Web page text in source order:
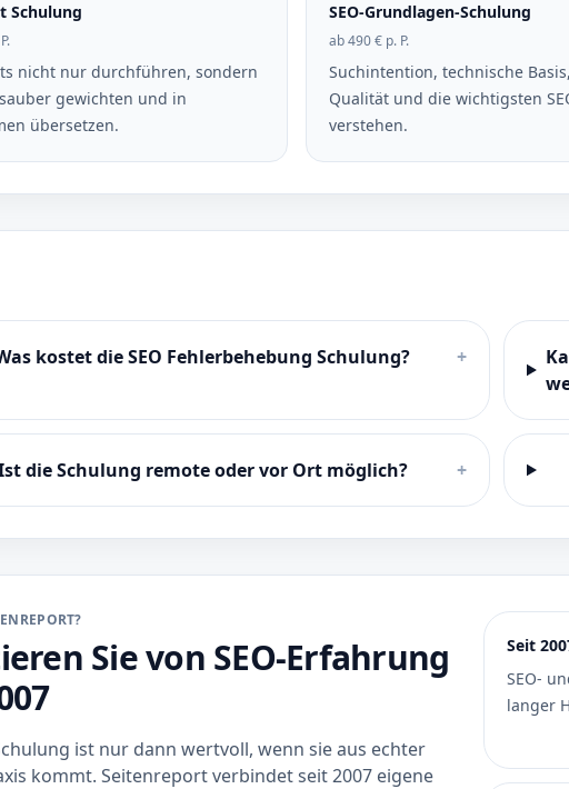
Schulung
nicht nur durchführen, sondern
gewichten und in
übersetzen.
SEO-Grundlagen-Schulung
ab 490 € p. P.
Suchintention, technische
Qualität und die wichtigsten
verstehen.
kostet die SEO Fehlerbehebung Schulung? +
die Schulung remote oder vor Ort möglich? +
Sie von SEO-Erfahrung
ist nur dann wertvoll, wenn sie aus echter
kommt. Seitenreport verbindet seit 2007 eigene
Seit
SEO-
langer